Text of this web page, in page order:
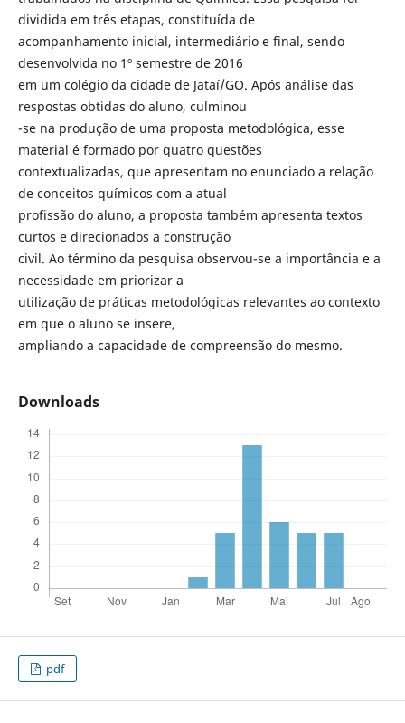
dividida em três etapas, constituída de
acompanhamento inicial, intermediário e final, sendo
desenvolvida no 1º semestre de 2016
em um colégio da cidade de Jataí/GO. Após análise das
respostas obtidas do aluno, culminou
-se na produção de uma proposta metodológica, esse
material é formado por quatro questões
contextualizadas, que apresentam no enunciado a relação
de conceitos químicos com a atual
profissão do aluno, a proposta também apresenta textos
curtos e direcionados a construção
civil. Ao término da pesquisa observou-se a importância e a
necessidade em priorizar a
utilização de práticas metodológicas relevantes ao contexto
em que o aluno se insere,
ampliando a capacidade de compreensão do mesmo.
Downloads
pdf